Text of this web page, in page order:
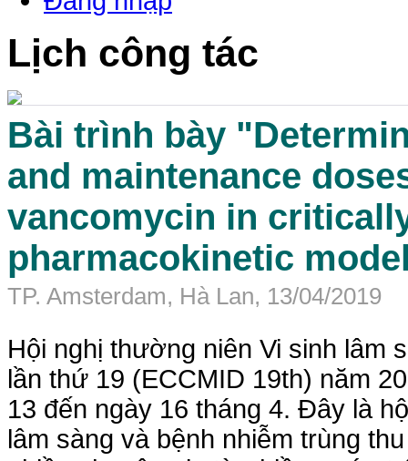
Lịch công tác
Bài trình bày
and maintenance
vancomycin in
pharmacokinetic
TP. Amsterdam, Hà Lan, 13/04/2019
Hội nghị thường niên Vi sinh lâm
lần thứ 19 (ECCMID 19th) năm
13 đến ngày 16 tháng 4. Đây là
lâm sàng và bệnh nhiễm trùng